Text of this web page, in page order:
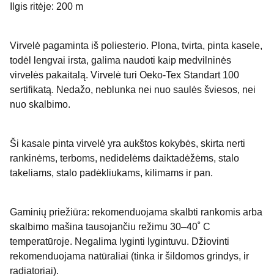
Ilgis ritėje: 200 m
Virvelė pagaminta iš poliesterio. Plona, tvirta, pinta kasele,
todėl lengvai irsta, galima naudoti kaip medvilninės
virvelės pakaitalą. Virvelė turi Oeko-Tex Standart 100
sertifikatą. Nedažo, neblunka nei nuo saulės šviesos, nei
nuo skalbimo.
Ši kasale pinta virvelė yra aukštos kokybės, skirta nerti
rankinėms, terboms, nedidelėms daiktadėžėms, stalo
takeliams, stalo padėkliukams, kilimams ir pan.
Gaminių priežiūra: rekomenduojama skalbti rankomis arba
skalbimo mašina tausojančiu režimu 30–40˚ C
temperatūroje. Negalima lyginti lygintuvu. Džiovinti
rekomenduojama natūraliai (tinka ir šildomos grindys, ir
radiatoriai).